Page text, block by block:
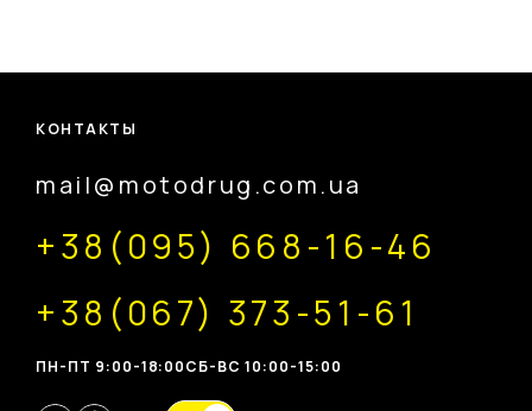
КОНТАКТЫ
mail@motodrug.com.ua
+38(095) 668-16-46
+38(067) 373-51-61
ПН-ПТ 9:00-18:00CБ-ВС 10:00-15:00